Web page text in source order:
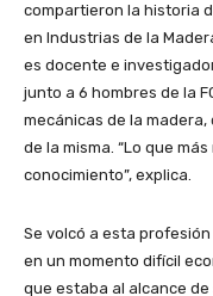
compartieron la historia
en Industrias de la
es docente e
junto a 6 hombres de la
mecánicas de la
de la misma. “Lo que
conocimiento”, explica.
Se volcó a esta
en un momento difícil
que estaba al alcance